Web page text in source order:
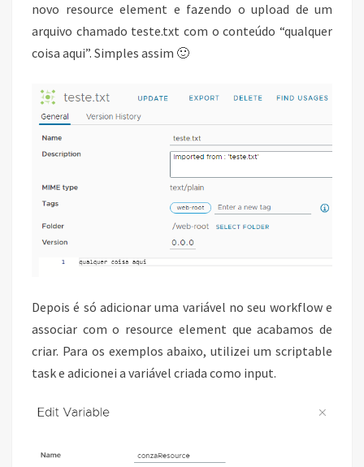
novo resource element e fazendo o upload de um
arquivo chamado teste.txt com o conteúdo “qualquer
coisa aqui”. Simples assim 🙂
Depois é só adicionar uma variável no seu workflow e
associar com o resource element que acabamos de
criar. Para os exemplos abaixo, utilizei um scriptable
task e adicionei a variável criada como input.